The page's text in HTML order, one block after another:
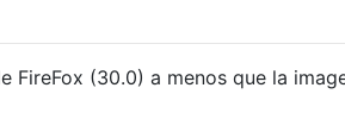
FireFox (30.0) a menos que la